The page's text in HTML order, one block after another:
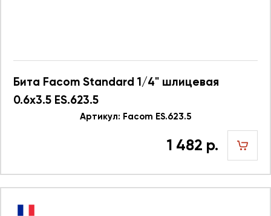
Бита Facom Standard 1/4" шлицевая
0.6x3.5 ES.623.5
Артикул: Facom ES.623.5
1 482 р.